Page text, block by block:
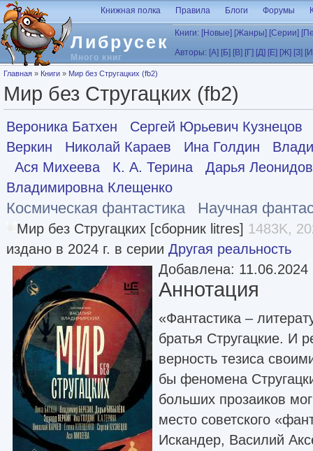
Перейти к основному содержанию
Либрусек
Много книг
Книжная полка Правила Блоги Форумы
Книги: [Новые] [Жанры] [Серии]
Авторы: [А] [Б] [В] [Г] [Д] [Е] [Ж] [З]
Вы здесь
Главная » Книги » Мир без Стругацких (fb2)
Мир без Стругацких (fb2)
Вероника Батхен
Сергей Юрьевич Кузнецов
Веркин
Николай Караев Ина Голдин
Ася Михеева
К. А. Терина
Дарья
Владимировна Клещенко
Космическая фантастика Научная
Мир без Стругацких [сборник litres] 1483K,
издано в 2024 г. в серии Другая реальность
Добавлена: 11.06.2024
Аннотация
«Фантастика –
братья Стругацкие. И
верность тезиса
бы феномена
больших прозаиков
место советского
Искандер, Василий